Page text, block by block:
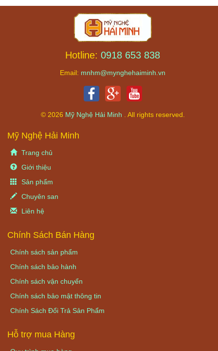
Hotline: 0918 653 838
Email: mnhm@mynghehaiminh.vn
© 2026 Mỹ Nghệ Hải Minh . All rights reserved.
Mỹ Nghệ Hải Minh
Trang chủ
Giới thiệu
Sản phẩm
Chuyên san
Liên hệ
Chính Sách Bán Hàng
Chính sách sản phẩm
Chính sách bảo hành
Chính sách vận chuyển
Chính sách bảo mật thông tin
Chính Sách Đổi Trả Sản Phẩm
Hỗ trợ mua Hàng